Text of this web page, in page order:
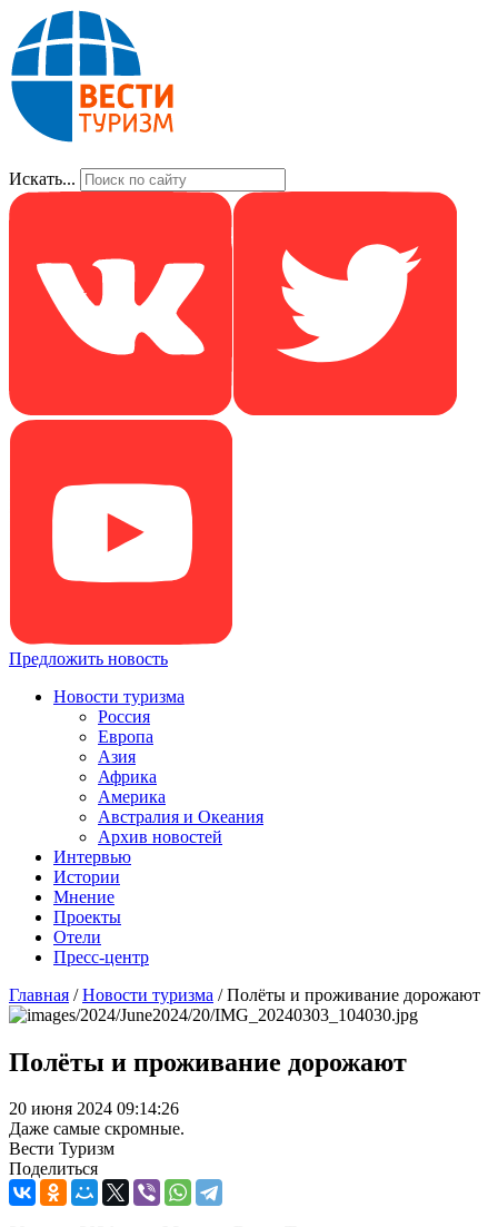
Искать...
Предложить новость
Новости туризма
Россия
Европа
Азия
Африка
Америка
Австралия и Океания
Архив новостей
Интервью
Истории
Мнение
Проекты
Отели
Пресс-центр
Главная /Новости туризма /Полёты и проживание дорожают
Полёты и проживание дорожают
20 июня 2024 09:14:26
Даже самые скромные.
Вести Туризм
Поделиться